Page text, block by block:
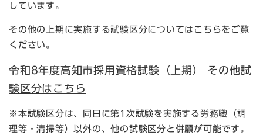
しています。
その他の上期に実施する試験区分についてはこちらをご覧
ください。
令和8年度高知市採用資格試験（上期） その他試
験区分はこちら
※本試験区分は、
同日に第1次試験を実施する労務職（調
理等・清掃等）​以外の、他の試験区分と併願が可能です。